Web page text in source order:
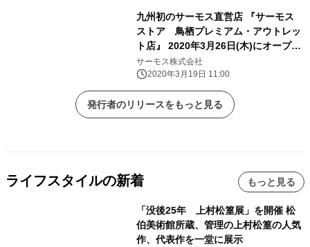
九州初のサーモス直営店 『サーモス
ストア 鳥栖プレミアム・アウトレッ
ト店』 2020年3月26日(木)にオープ
ン！
サーモス株式会社
2020年3月19日 11:00
発行者のリリースをもっと見る
ライフスタイルの新着 もっと見る
「没後25年 上村松篁展」を開催 松
伯美術館所蔵、管理の上村松篁の人気
作、代表作を一堂に展示